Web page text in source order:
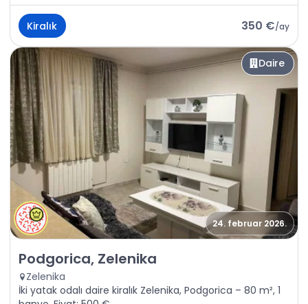
Kiralık 350 €/ay
Daire
24. februar 2026.
Kiralık - Daire Podgorica, Zelenika
Podgorica, Zelenika
Zelenika
İki yatak odalı daire kiralık Zelenika, Podgorica – 80 m², 1